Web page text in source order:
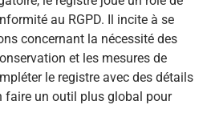
au RGPD. Il incite à se
concernant la nécessité des
et les mesures de
le registre avec des détails
faire un outil plus global pour